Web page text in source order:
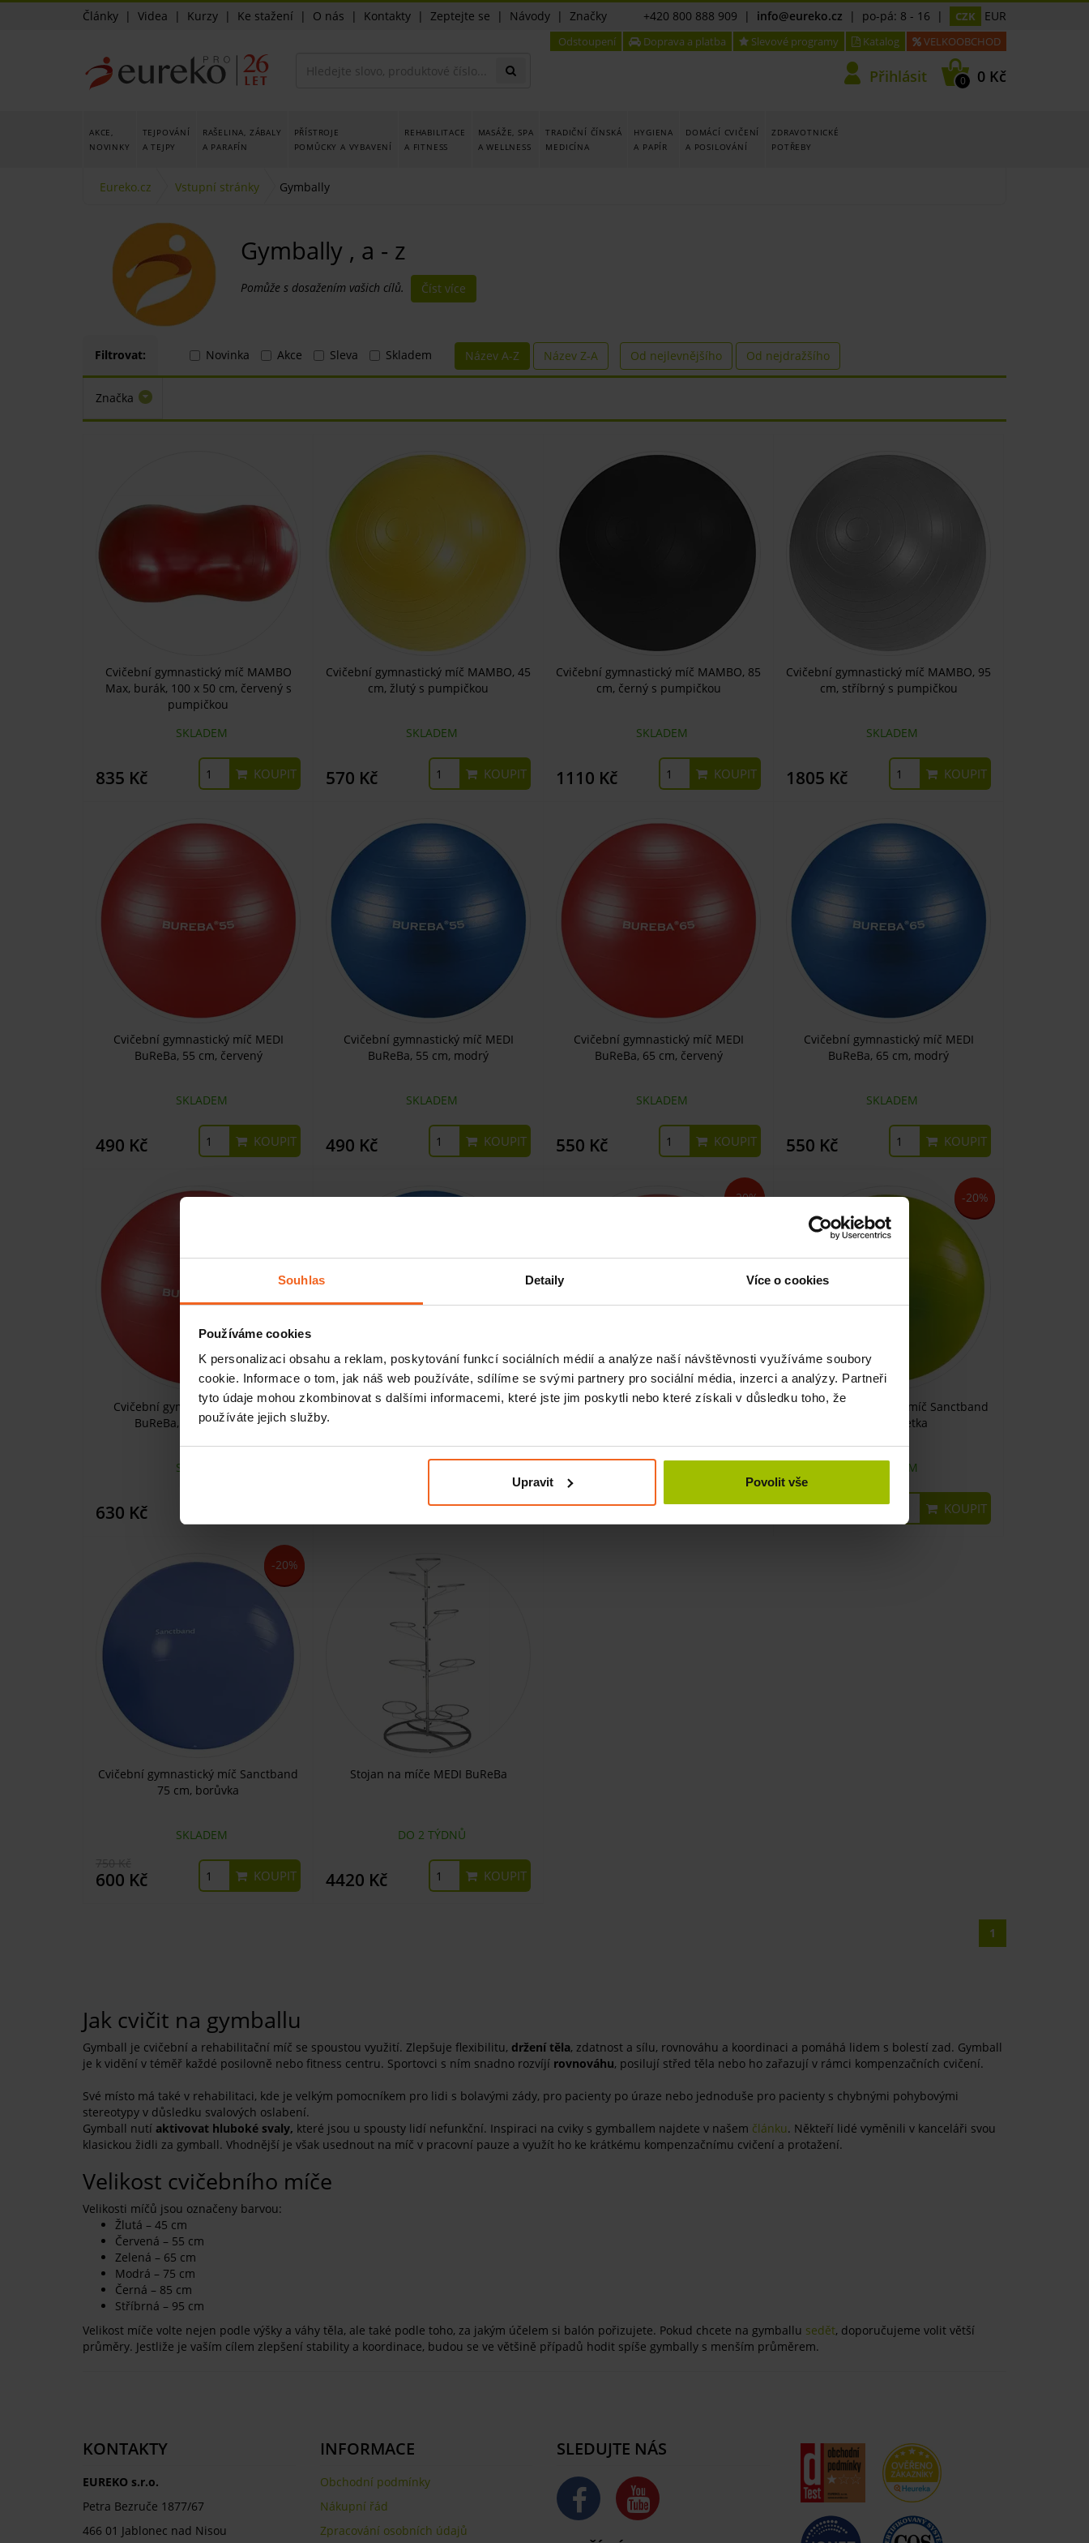
Souhlas Detaily Více o cookies
Používáme cookies
K personalizaci obsahu a reklam, poskytování funkcí sociálních médií a analýze naší návštěvnosti využíváme soubory
cookie. Informace o tom, jak náš web používáte, sdílíme se svými partnery pro sociální média, inzerci a analýzy. Partneři
tyto údaje mohou zkombinovat s dalšími informacemi, které jste jim poskytli nebo které získali v důsledku toho, že
používáte jejich služby.
Upravit Povolit vše
Články | Videa | Kurzy | Ke stažení | O nás | Kontakty | Zeptejte se | Návody | Značky +420 800 888 909 | info@eureko.cz | po-pá: 8 - 16 | CZK EUR
Odstoupení Doprava a platba Slevové programy Katalog VELKOOBCHOD
Přihlásit 0 0 Kč
AKCE,
NOVINKY
TEJPOVÁNÍ
A TEJPY
RAŠELINA, ZÁBALY
A PARAFÍN
PŘÍSTROJE
POMŮCKY A VYBAVENÍ
REHABILITACE
A FITNESS
MASÁŽE, SPA
A WELLNESS
TRADIČNÍ ČÍNSKÁ
MEDICÍNA
HYGIENA
A PAPÍR
DOMÁCÍ CVIČENÍ
A POSILOVÁNÍ
ZDRAVOTNICKÉ
POTŘEBY
Eureko.cz Vstupní stránky Gymbally
Gymbally , a - z
Pomůže s dosažením vašich cílů. Číst více
Filtrovat: Novinka Akce Sleva Skladem Název A-Z Název Z-A Od nejlevnějšího Od nejdražšího
Značka
Cvičební gymnastický míč MAMBO
Max, burák, 100 x 50 cm, červený s
pumpičkou
SKLADEM
835 Kč KOUPIT
Cvičební gymnastický míč MAMBO, 45
cm, žlutý s pumpičkou
SKLADEM
570 Kč KOUPIT
Cvičební gymnastický míč MAMBO, 85
cm, černý s pumpičkou
SKLADEM
1110 Kč KOUPIT
Cvičební gymnastický míč MAMBO, 95
cm, stříbrný s pumpičkou
SKLADEM
1805 Kč KOUPIT
Cvičební gymnastický míč MEDI
BuReBa, 55 cm, červený
SKLADEM
490 Kč KOUPIT
Cvičební gymnastický míč MEDI
BuReBa, 55 cm, modrý
SKLADEM
490 Kč KOUPIT
Cvičební gymnastický míč MEDI
BuReBa, 65 cm, červený
SKLADEM
550 Kč KOUPIT
Cvičební gymnastický míč MEDI
BuReBa, 65 cm, modrý
SKLADEM
550 Kč KOUPIT
Cvičební gymnastický míč MEDI
BuReBa, 75 cm, červený
SKLADEM
630 Kč
Cvičební gymnastický míč MEDI
KOUPIT
-20%
Cvičební gymnastický míč Sanctband
440 Kč KOUPIT
-20%
Cvičební gymnastický míč Sanctband
65 cm, limetka
SKLADEM
KOUPIT
-20%
Cvičební gymnastický míč Sanctband
75 cm, borůvka
SKLADEM
600 Kč KOUPIT
Stojan na míče MEDI BuReBa
DO 2 TÝDNŮ
4420 Kč KOUPIT
1
Jak cvičit na gymballu
Gymball je cvičební a rehabilitační míč se spoustou využití. Zlepšuje flexibilitu, držení těla, zdatnost a sílu, rovnováhu a koordinaci a pomáhá lidem s bolestí zad. Gymball
je k vidění v téměř každé posilovně nebo fitness centru. Sportovci s ním snadno rozvíjí rovnováhu, posilují střed těla nebo ho zařazují v rámci kompenzačních cvičení.
Své místo má také v rehabilitaci, kde je velkým pomocníkem pro lidi s bolavými zády, pro pacienty po úraze nebo jednoduše pro pacienty s chybnými pohybovými
stereotypy v důsledku svalových oslabení.
Gymball nutí aktivovat hluboké svaly, které jsou u spousty lidí nefunkční. Inspiraci na cviky s gymballem najdete v našem článku. Někteří lidé vyměnili v kanceláři svou
klasickou židli za gymball. Vhodnější je však usednout na míč v pracovní pauze a využít ho ke krátkému kompenzačnímu cvičení a protažení.
Velikost cvičebního míče
Velikosti míčů jsou označeny barvou:
Žlutá – 45 cm
Červená – 55 cm
Zelená – 65 cm
Modrá – 75 cm
Černá – 85 cm
Stříbrná – 95 cm
Velikost míče volte nejen podle výšky a váhy těla, ale také podle toho, za jakým účelem si balón pořizujete. Pokud chcete na gymballu sedět, doporučujeme volit větší
průměry. Jestliže je vaším cílem zlepšení stability a koordinace, budou se ve většině případů hodit spíše gymbally s menším průměrem.
KONTAKTY
EUREKO s.r.o.
Petra Bezruče 1877/67
466 01 Jablonec nad Nisou
INFORMACE
Obchodní podmínky
Nákupní řád
Zpracování osobních údajů
SLEDUJTE NÁS